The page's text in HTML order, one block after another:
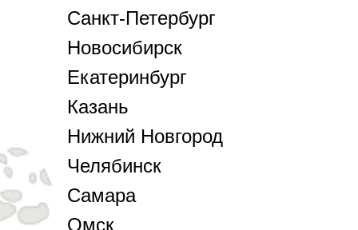
Санкт-Петербург
Новосибирск
Екатеринбург
Казань
Нижний Новгород
Челябинск
Самара
Омск